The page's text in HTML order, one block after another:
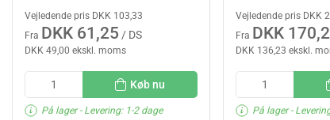
Vejledende pris DKK 103,33
Fra DKK 61,25 / DS
DKK 49,00 ekskl. moms
Køb nu
På lager- Levering: 1-2 dage
Vejledende pris DKK
Fra DKK
DKK 136,23 ekskl.
På lager-